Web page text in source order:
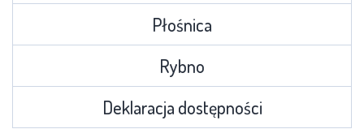
Płośnica
Rybno
Deklaracja dostępności